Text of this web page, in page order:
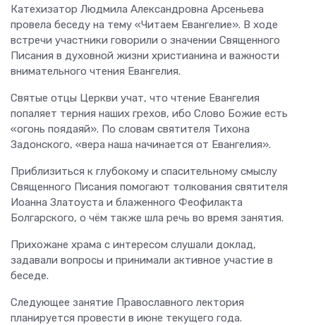
Катехизатор Людмила Александровна Арсеньева
провела беседу на тему «Читаем Евангелие». В ходе
встречи участники говорили о значении Священного
Писания в духовной жизни христианина и важности
внимательного чтения Евангелия.
Святые отцы Церкви учат, что чтение Евангелия
попаляет терния наших грехов, ибо Слово Божие есть
«огонь поядаяй». По словам святителя Тихона
Задонского, «вера наша начинается от Евангелия».
Приблизиться к глубокому и спасительному смыслу
Священного Писания помогают толкования святителя
Иоанна Златоуста и блаженного Феофилакта
Болгарского, о чём также шла речь во время занятия.
Прихожане храма с интересом слушали доклад,
задавали вопросы и принимали активное участие в
беседе.
Следующее занятие Православного лектория
планируется провести в июне текущего года.